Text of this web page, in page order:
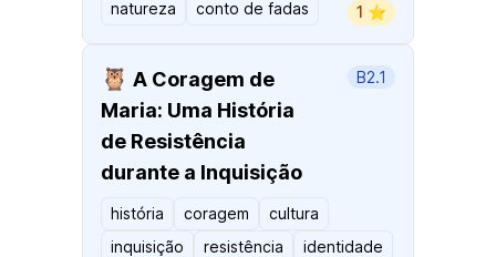
natureza
conto de fadas 1 ⭐️
🦉 A Coragem de
Maria: Uma História
de Resistência
durante a Inquisição
B2.1
história coragem
cultura
inquisição
resistência identidade